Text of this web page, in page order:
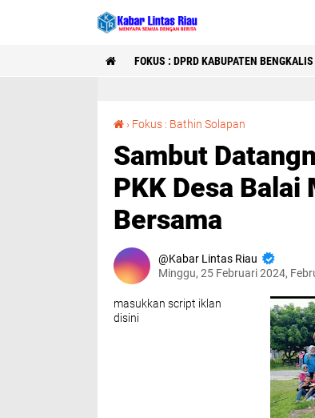
FOKUS : DPRD KABUPATEN BENGKALIS
› Fokus : Bathin Solapan
Sambut
PKK Desa Balai
Bersama
Kabar Lintas Riau
Minggu, 25 Februari 2024,
masukkan script iklan
disini